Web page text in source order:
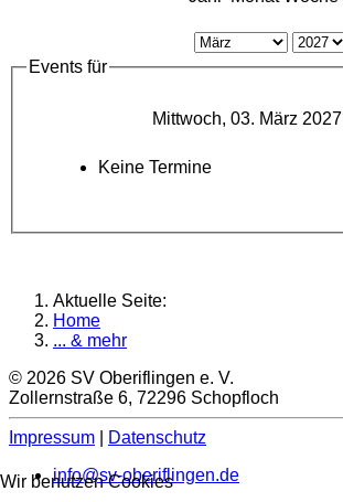
Events für
Mittwoch, 03. März 2027
Keine Termine
Aktuelle Seite:
Home
... & mehr
© 2026 SV Oberiflingen e. V.
Zollernstraße 6, 72296 Schopfloch
Impressum
Datenschutz
info@sv-oberiflingen.de
Wir benutzen Cookies